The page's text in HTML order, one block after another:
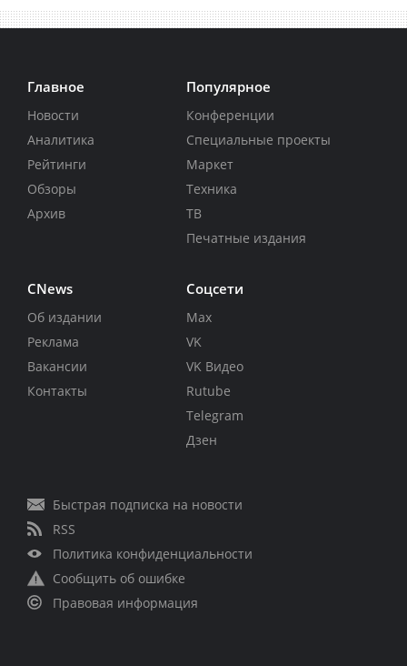
Главное
Новости
Аналитика
Рейтинги
Обзоры
Архив
Популярное
Конференции
Специальные проекты
Маркет
Техника
ТВ
Печатные издания
CNews
Об издании
Реклама
Вакансии
Контакты
Соцсети
Max
VK
VK Видео
Rutube
Telegram
Дзен
Быстрая подписка на новости
RSS
Политика конфиденциальности
Сообщить об ошибке
Правовая информация